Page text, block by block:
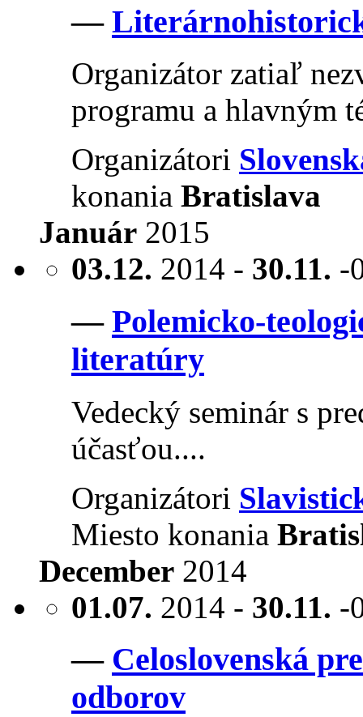
—
Organizátor zatiaľ
programu a hlavným
Organizátori
konania Bratislava
Január 2015
03.12. 2014 - 30.11. -
— Polemicko-
literatúry
Vedecký seminár s
účasťou....
Organizátori
Miesto konania
December 2014
01.07. 2014 - 30.11. -
— Celoslovenská
odborov